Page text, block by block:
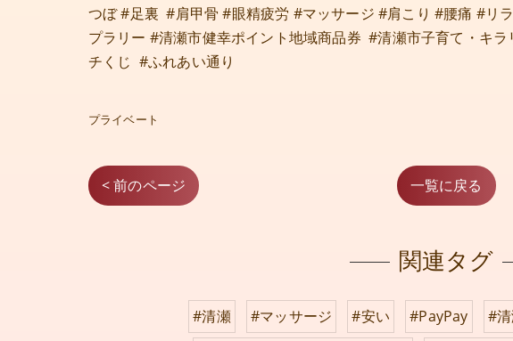
つぼ #足裏 #肩甲骨 #眼精疲労 #マッサージ #肩こり #腰痛 #リ
プラリー #清瀬市健幸ポイント地域商品券 #清瀬市子育て・キ
チくじ #ふれあい通り
プライベート
< 前のページ 一覧に戻る
関連タグ
#清瀬 #マッサージ #安い #PayPay
#